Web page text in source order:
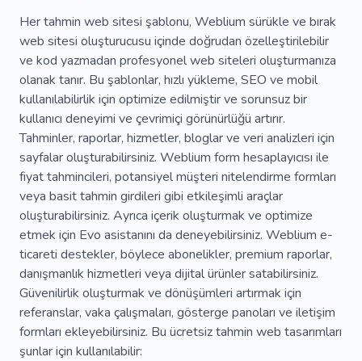
Astronomi
Çözüm Proje
Başlatmak
Destek
Pazarlama Terfi
Optimizasyon
Dinamik
Makale Yeni
Soruşturma
Fark
Perakendeciler Yenilik
Işlem
Figma
Temel Güvenlik Dava
Hızlı
Hesap Makinesi
Her tahmin web sitesi şablonu, Weblium sürükle ve bırak
web sitesi oluşturucusu içinde doğrudan özelleştirilebilir
ve kod yazmadan profesyonel web siteleri oluşturmanıza
olanak tanır. Bu şablonlar, hızlı yükleme, SEO ve mobil
kullanılabilirlik için optimize edilmiştir ve sorunsuz bir
kullanıcı deneyimi ve çevrimiçi görünürlüğü artırır.
Tahminler, raporlar, hizmetler, bloglar ve veri analizleri için
sayfalar oluşturabilirsiniz. Weblium form hesaplayıcısı ile
fiyat tahmincileri, potansiyel müşteri nitelendirme formları
veya basit tahmin girdileri gibi etkileşimli araçlar
oluşturabilirsiniz. Ayrıca içerik oluşturmak ve optimize
etmek için Evo asistanını da deneyebilirsiniz. Weblium e-
ticareti destekler, böylece abonelikler, premium raporlar,
danışmanlık hizmetleri veya dijital ürünler satabilirsiniz.
Güvenilirlik oluşturmak ve dönüşümleri artırmak için
referanslar, vaka çalışmaları, gösterge panoları ve iletişim
formları ekleyebilirsiniz. Bu ücretsiz tahmin web tasarımları
şunlar için kullanılabilir: